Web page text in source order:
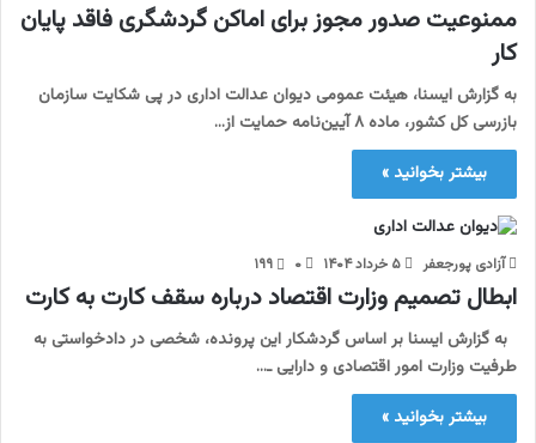
ممنوعیت صدور مجوز برای اماکن گردشگری فاقد پایان
کار
به گزارش ایسنا، هیئت عمومی دیوان عدالت اداری در پی شکایت سازمان
بازرسی کل کشور، ماده ۸ آیین‌نامه حمایت از…
بیشتر بخوانید »
آزادی پورجعفر ۵ خرداد ۱۴۰۴ ۰ ۱۹۹
ابطال تصمیم وزارت اقتصاد درباره سقف کارت به کارت
به گزارش ایسنا بر اساس گردشکار این پرونده، شخصی در دادخواستی به
طرفیت وزارت امور اقتصادی و دارایی ـ…
بیشتر بخوانید »